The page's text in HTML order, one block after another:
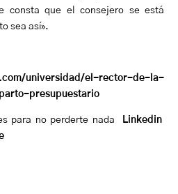
consta que el consejero se está
sea así».
universidad/el-rector-de-la-
presupuestario
para no perderte nada
Linkedin